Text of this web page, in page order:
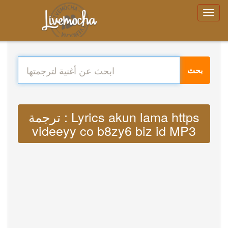
بحث
ترجمة : Lyrics akun lama https
videeyy co b8zy6 biz id MP3